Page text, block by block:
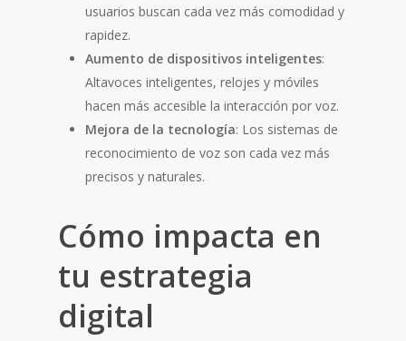
usuarios buscan cada vez más comodidad y
rapidez.
Aumento de dispositivos inteligentes:
Altavoces inteligentes, relojes y móviles
hacen más accesible la interacción por voz.
Mejora de la tecnología: Los sistemas de
reconocimiento de voz son cada vez más
precisos y naturales.
Cómo impacta en
tu estrategia
digital